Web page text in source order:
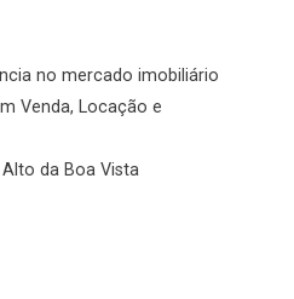
no mercado imobiliário
Venda, Locação e
da Boa Vista